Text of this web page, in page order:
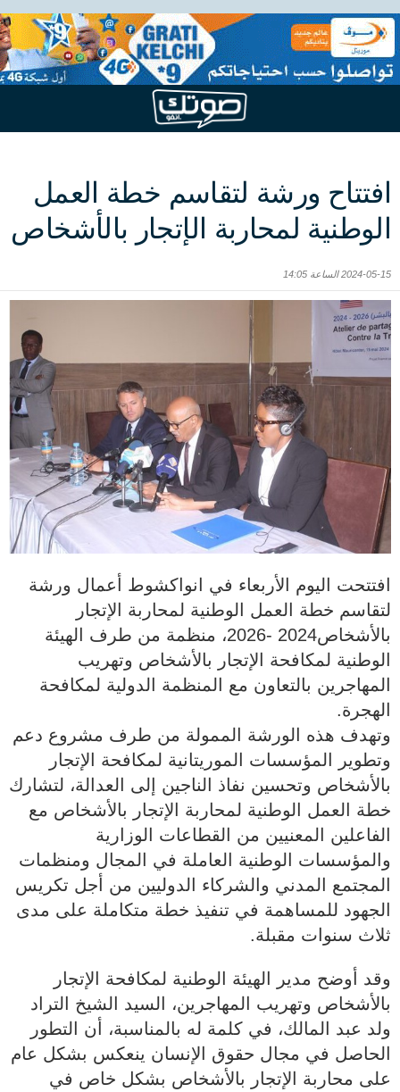
افتتاح ورشة لتقاسم خطة العمل
الوطنية لمحاربة الإتجار بالأشخاص
2024-05-15 الساعة 14:05
افتتحت اليوم الأربعاء في انواكشوط أعمال ورشة
لتقاسم خطة العمل الوطنية لمحاربة الإتجار
بالأشخاص2024 -2026، منظمة من طرف الهيئة
الوطنية لمكافحة الإتجار بالأشخاص وتهريب
المهاجرين بالتعاون مع المنظمة الدولية لمكافحة
الهجرة.
وتهدف هذه الورشة الممولة من طرف مشروع دعم
وتطوير المؤسسات الموريتانية لمكافحة الإتجار
بالأشخاص وتحسين نفاذ الناجين إلى العدالة، لتشارك
خطة العمل الوطنية لمحاربة الإتجار بالأشخاص مع
الفاعلين المعنيين من القطاعات الوزارية
والمؤسسات الوطنية العاملة في المجال ومنظمات
المجتمع المدني والشركاء الدوليين من أجل تكريس
الجهود للمساهمة في تنفيذ خطة متكاملة على مدى
ثلاث سنوات مقبلة.
وقد أوضح مدير الهيئة الوطنية لمكافحة الإتجار
بالأشخاص وتهريب المهاجرين، السيد الشيخ التراد
ولد عبد المالك، في كلمة له بالمناسبة، أن التطور
الحاصل في مجال حقوق الإنسان ينعكس بشكل عام
على محاربة الإتجار بالأشخاص بشكل خاص في